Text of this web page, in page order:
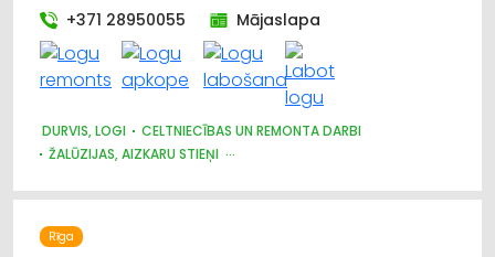
+371 28950055 Mājaslapa
DURVIS, LOGI
CELTNIECĪBAS UN REMONTA DARBI
ŽALŪZIJAS, AIZKARU STIEŅI
APDARES DARBI
MĒBEĻU FURNITŪRA
BŪVMATERIĀLU, BŪVKONSTRUKCIJU TIRDZNIECĪBA
BŪVMATERIĀLU, BŪVKONSTRUKCIJU VAIRUMTIRDZNIECĪBA
Rīga